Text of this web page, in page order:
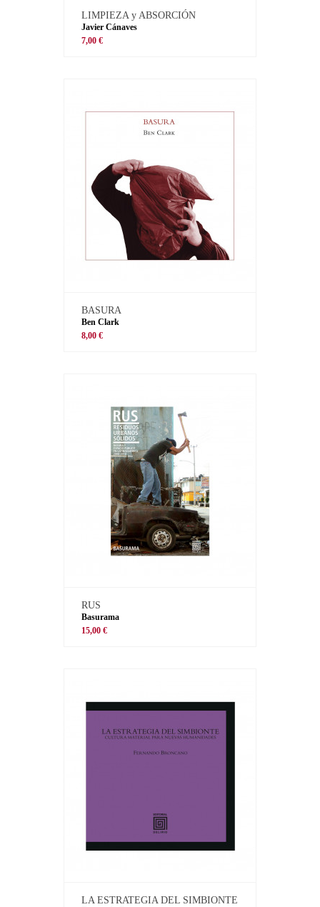
LIMPIEZA y ABSORCIÓN
Javier Cánaves
7,00 €
BASURA
Ben Clark
8,00 €
RUS
Basurama
15,00 €
LA ESTRATEGIA DEL SIMBIONTE